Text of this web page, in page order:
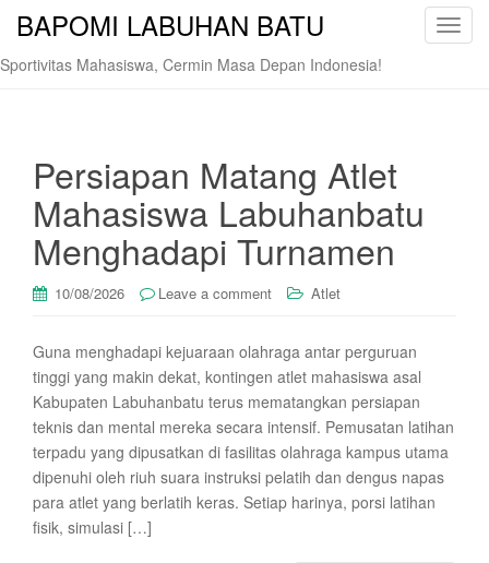
T
BAPOMI LABUHAN BATU
Sportivitas Mahasiswa, Cermin Masa Depan Indonesia!
Persiapan Matang Atlet
Mahasiswa Labuhanbatu
Menghadapi Turnamen
10/08/2026 Leave a comment Atlet
Guna menghadapi kejuaraan olahraga antar perguruan
tinggi yang makin dekat, kontingen atlet mahasiswa asal
Kabupaten Labuhanbatu terus mematangkan persiapan
teknis dan mental mereka secara intensif. Pemusatan latihan
terpadu yang dipusatkan di fasilitas olahraga kampus utama
dipenuhi oleh riuh suara instruksi pelatih dan dengus napas
para atlet yang berlatih keras. Setiap harinya, porsi latihan
fisik, simulasi […]